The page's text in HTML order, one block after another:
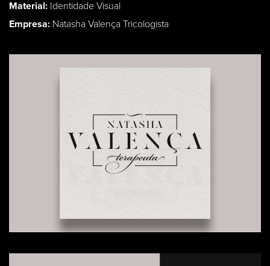
Material: Identidade Visual
Empresa: Natasha Valença Tricologista